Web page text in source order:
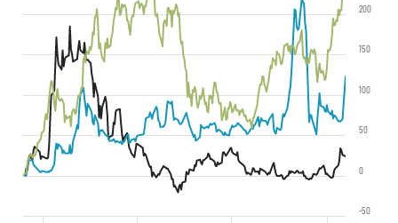
-50
0
50
100
150
200